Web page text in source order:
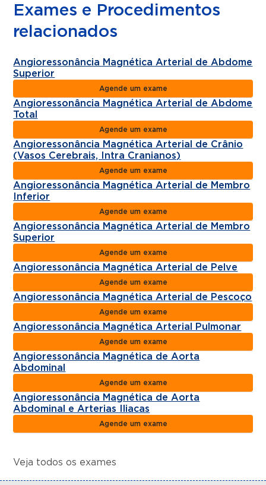
Exames e Procedimentos
relacionados
Angioressonância Magnética Arterial de Abdome
Superior
Agende um exame
Angioressonância Magnética Arterial de Abdome
Total
Agende um exame
Angioressonância Magnética Arterial de Crânio
(Vasos Cerebrais, Intra Cranianos)
Agende um exame
Angioressonância Magnética Arterial de Membro
Inferior
Agende um exame
Angioressonância Magnética Arterial de Membro
Superior
Agende um exame
Angioressonância Magnética Arterial de Pelve
Agende um exame
Angioressonância Magnética Arterial de Pescoço
Agende um exame
Angioressonância Magnética Arterial Pulmonar
Agende um exame
Angioressonância Magnética de Aorta
Abdominal
Agende um exame
Angioressonância Magnética de Aorta
Abdominal e Arterias Iliacas
Agende um exame
Veja todos os exames